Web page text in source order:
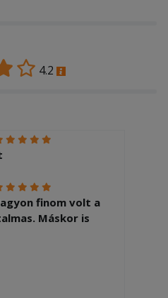
4.2
finom volt a
Máskor is